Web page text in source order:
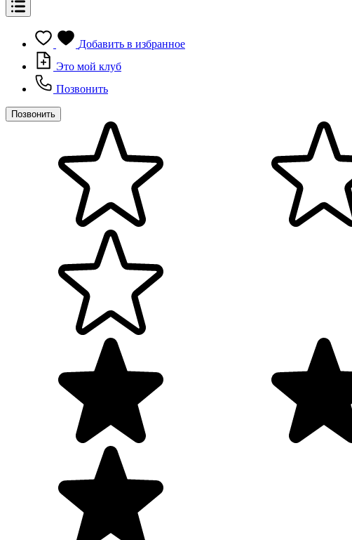
Добавить в избранное
Это мой клуб
Позвонить
Позвонить